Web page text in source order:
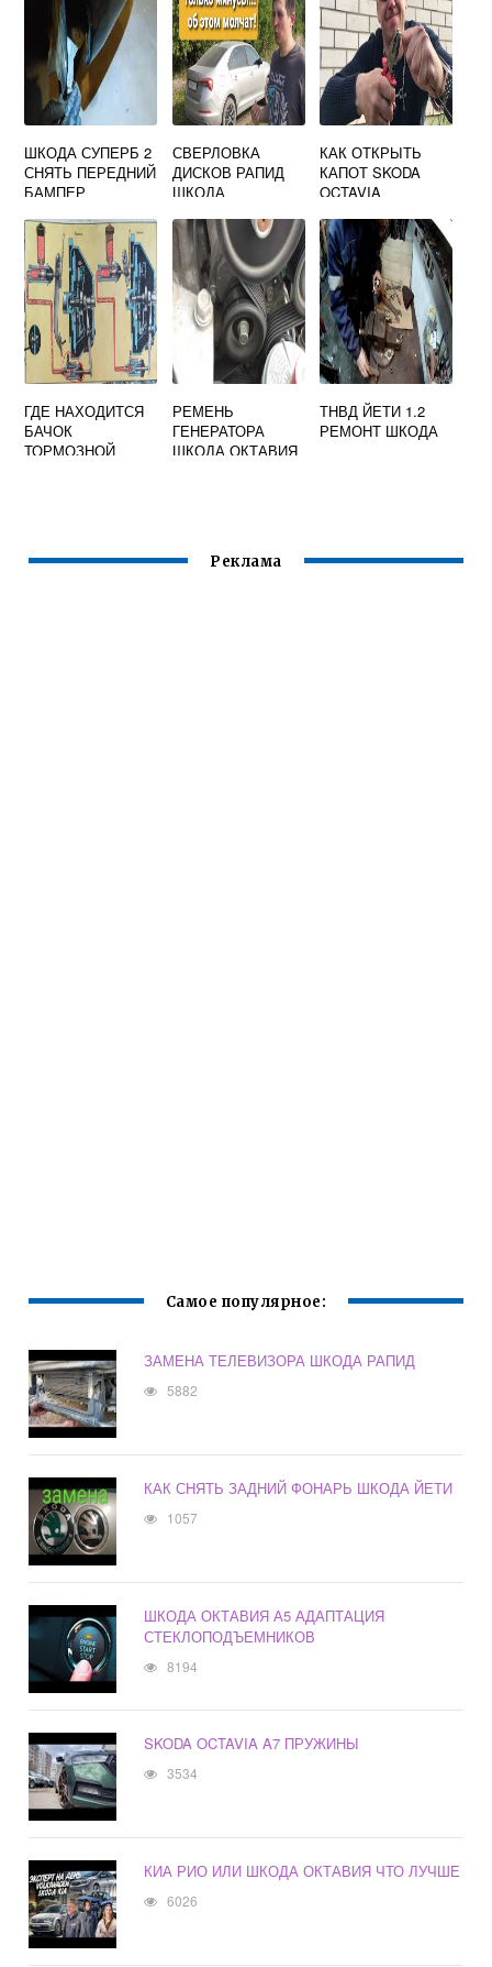
ШКОДА СУПЕРБ 2
СНЯТЬ ПЕРЕДНИЙ
БАМПЕР
СВЕРЛОВКА
ДИСКОВ РАПИД
ШКОДА
КАК ОТКРЫТЬ
КАПОТ SKODA
OCTAVIA
ГДЕ НАХОДИТСЯ
БАЧОК
ТОРМОЗНОЙ
РЕМЕНЬ
ГЕНЕРАТОРА
ШКОДА ОКТАВИЯ
ТНВД ЙЕТИ 1.2
РЕМОНТ ШКОДА
Реклама
Самое популярное:
ЗАМЕНА ТЕЛЕВИЗОРА ШКОДА РАПИД
5882
КАК СНЯТЬ ЗАДНИЙ ФОНАРЬ ШКОДА ЙЕТИ
1057
ШКОДА ОКТАВИЯ А5 АДАПТАЦИЯ
СТЕКЛОПОДЪЕМНИКОВ
8194
SKODA OCTAVIA A7 ПРУЖИНЫ
3534
КИА РИО ИЛИ ШКОДА ОКТАВИЯ ЧТО ЛУЧШЕ
6026